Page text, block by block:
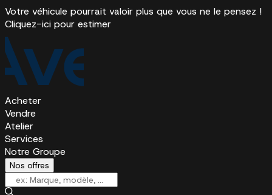
Votre véhicule pourrait valoir plus que vous ne le pensez !
Cliquez-ici pour estimer
Acheter
Vendre
Atelier
Services
Notre Groupe
Nos offres